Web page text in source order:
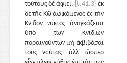
τούτους δὲ ἀφίει. [8.41.3] ἐκ
δὲ τῆς Κῶ ἀφικόμενος ἐς τὴν
Κνίδον νυκτὸς ἀναγκάζεται
ὑπὸ τῶν Κνιδίων
παραινούντων μὴ ἐκβιβάσαι
τοὺς ναύτας, ἀλλ᾽ ὥσπερ